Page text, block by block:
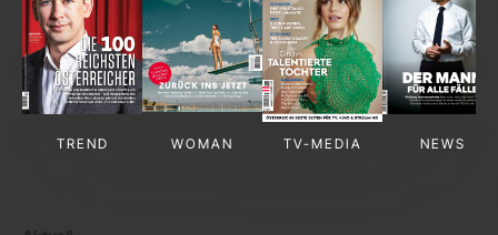
TREND WOMAN TV-MEDIA NEWS